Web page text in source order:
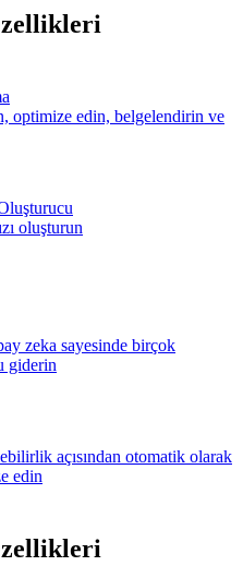
optimize edin, belgelendirin ve
oluşturun
zeka sayesinde birçok
giderin
açısından otomatik olarak
edin